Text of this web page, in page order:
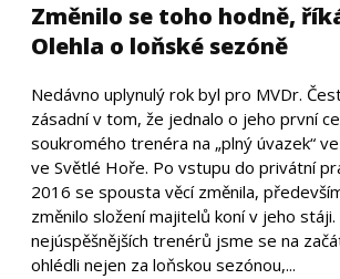
Změnilo se toho hodně,
Olehla o loňské sezóně
Nedávno uplynulý rok byl pro MVDr.
zásadní v tom, že jednalo o jeho první
soukromého trenéra na „plný úvazek“
ve Světlé Hoře. Po vstupu do privátní
2016 se spousta věcí změnila,
změnilo složení majitelů koní v jeho stáji.
nejúspěšnějších trenérů jsme se na
ohlédli nejen za loňskou sezónou,...